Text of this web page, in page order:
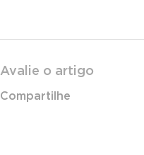
Avalie o artigo
Compartilhe